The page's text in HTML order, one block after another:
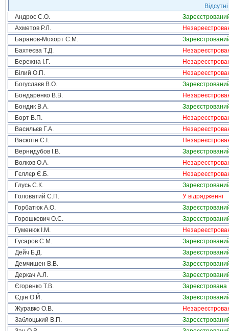
Андрос С.О.
Ахметов Р.Л.
Баранов-Мохорт С.М.
Бахтеєва Т.Д.
Бережна І.Г.
Білий О.П.
Богуслаєв В.О.
Бондаренко В.В.
Бондик В.А.
Борт В.П.
Васильєв Г.А.
Васютін С.І.
Вернидубов І.В.
Волков О.А.
Гєллєр Є.Б.
Глусь С.К.
Головатий С.П.
У відрядженні
Горбатюк А.О.
Горошкевич О.С.
Гуменюк І.М.
Гусаров С.М.
Дейч Б.Д.
Демчишен В.В.
Деркач А.Л.
Єгоренко Т.В.
Зареєстрована
Єдін О.Й.
Журавко О.В.
Заблоцький В.П.